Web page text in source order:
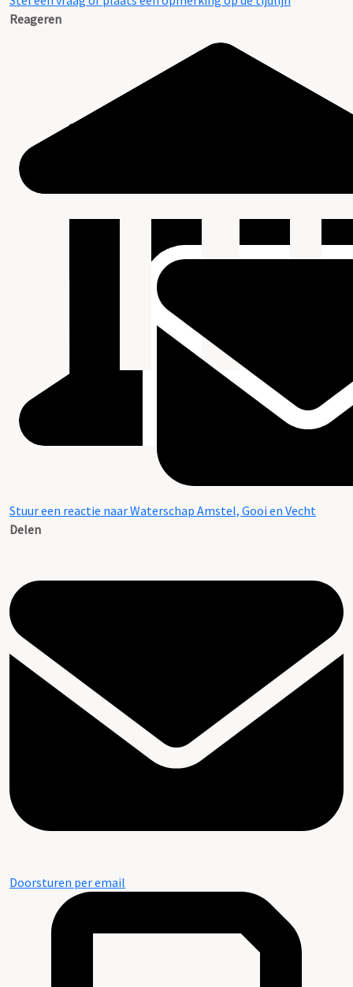
Reageren
Stuur een reactie naar Waterschap Amstel, Gooi en Vecht
Delen
Doorsturen per email